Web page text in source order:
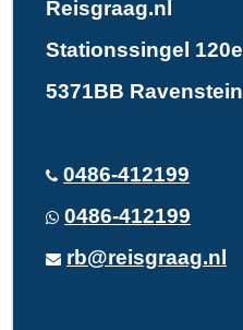
Reisgraag.nl
Stationssingel 120e
5371BB Ravenstein
0486-412199
0486-412199
rb@reisgraag.nl